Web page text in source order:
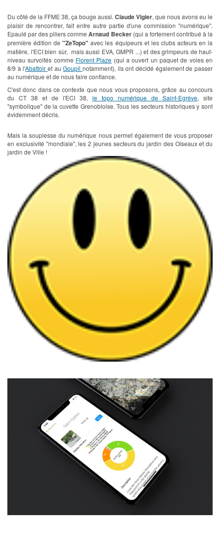
Du côté de la FFME 38, ça bouge aussi. Claude Vigier, que nous avons eu le
plaisir de rencontrer, fait entre autre partie d'une commission "numérique".
Epaulé par des piliers commeArnaud Becker(qui a fortement contribué à la
première édition de"ZeTopo" avec les équipeurs et les clubs acteurs en la
matière, l'ECI bien sûr, mais aussi EVA, GMPR ...) et des grimpeurs de haut-
niveau survoltés comme Florent Plaze (qui a ouvert un paquet de voies en
8/9 à l'Abattoiret auGoupilnotamment), ils ont décidé également de passer
au numérique et de nous faire confiance.
C'est donc dans ce contexte que nous vous proposons, grâce au concours
du CT 38 et de l'ECI 38, le topo numérique de Saint-Egrève, site
"symbolique" de la cuvette Grenobloise. Tous les secteurs historiques y sont
évidemment décris.
Mais la souplesse du numérique nous permet également de vous proposer
en exclusivité "mondiale", les 2 jeunes secteurs du jardin des Oiseaux et du
jardin de Ville !